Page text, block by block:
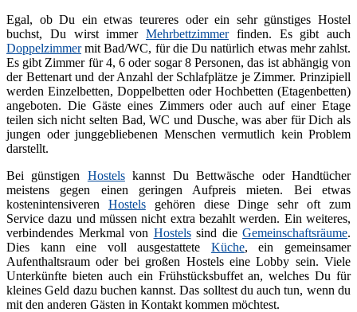
Egal, ob Du ein etwas teureres oder ein sehr günstiges Hostel
buchst, Du wirst immer Mehrbettzimmerfinden. Es gibt auch
Doppelzimmermit Bad/WC, für die Du natürlich etwas mehr zahlst.
Es gibt Zimmer für 4, 6 oder sogar 8 Personen, das ist abhängig von
der Bettenart und der Anzahl der Schlafplätze je Zimmer. Prinzipiell
werden Einzelbetten, Doppelbetten oder Hochbetten (Etagenbetten)
angeboten. Die Gäste eines Zimmers oder auch auf einer Etage
teilen sich nicht selten Bad, WC und Dusche, was aber für Dich als
jungen oder junggebliebenen Menschen vermutlich kein Problem
darstellt.
Bei günstigen Hostelskannst Du Bettwäsche oder Handtücher
meistens gegen einen geringen Aufpreis mieten. Bei etwas
kostenintensiveren Hostelsgehören diese Dinge sehr oft zum
Service dazu und müssen nicht extra bezahlt werden. Ein weiteres,
verbindendes Merkmal von Hostelssind die Gemeinschaftsräume.
Dies kann eine voll ausgestattete Küche, ein gemeinsamer
Aufenthaltsraum oder bei großen Hostels eine Lobby sein. Viele
Unterkünfte bieten auch ein Frühstücksbuffet an, welches Du für
kleines Geld dazu buchen kannst. Das solltest du auch tun, wenn du
mit den anderen Gästen in Kontakt kommen möchtest.